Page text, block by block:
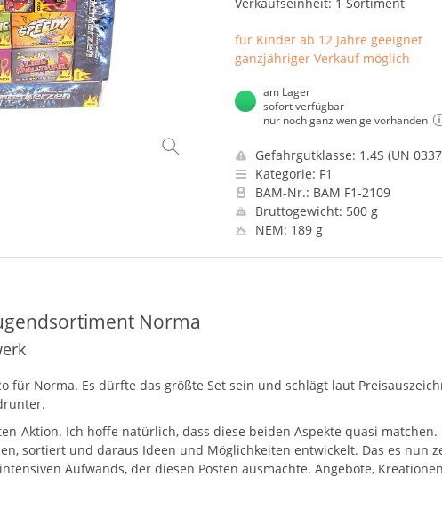
für Kinder ab 12 Jahre geeignet
ganzjähriger Verkauf möglich
am Lager
sofort verfügbar
nur noch ganz wenige vorhanden
Gefahrgutklasse: 1.4S (UN
Kategorie: F1
BAM-Nr.: BAM F1-2109
Bruttogewicht: 500 g
NEM: 189 g
Norma
für Norma. Es dürfte das größte Set sein und schlägt laut
Aktion. Ich hoffe natürlich, dass diese beiden Aspekte quasi
sortiert und daraus Ideen und Möglichkeiten entwickelt. Das es nun
Aufwands, der diesen Posten ausmachte. Angebote,